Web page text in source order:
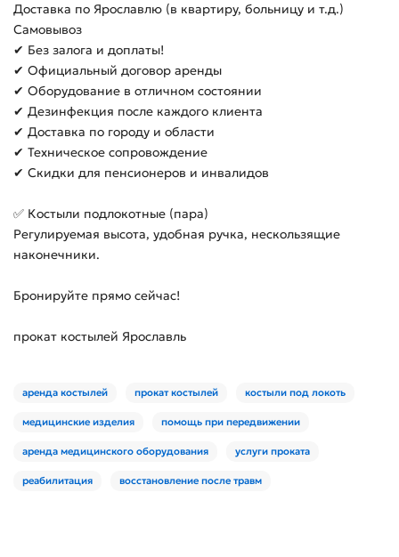
Доставка по Ярославлю (в квартиру, больницу и т.д.)
Самовывоз
✔ Без залога и доплаты!
✔ Официальный договор аренды
✔ Оборудование в отличном состоянии
✔ Дезинфекция после каждого клиента
✔ Доставка по городу и области
✔ Техническое сопровождение
✔ Скидки для пенсионеров и инвалидов
✅ Костыли подлокотные (пара)
Регулируемая высота, удобная ручка, нескользящие
наконечники.
Бронируйте прямо сейчас!
прокат костылей Ярославль
аренда костылей прокат костылей костыли под локоть
медицинские изделия помощь при передвижении
аренда медицинского оборудования услуги проката
реабилитация восстановление после травм